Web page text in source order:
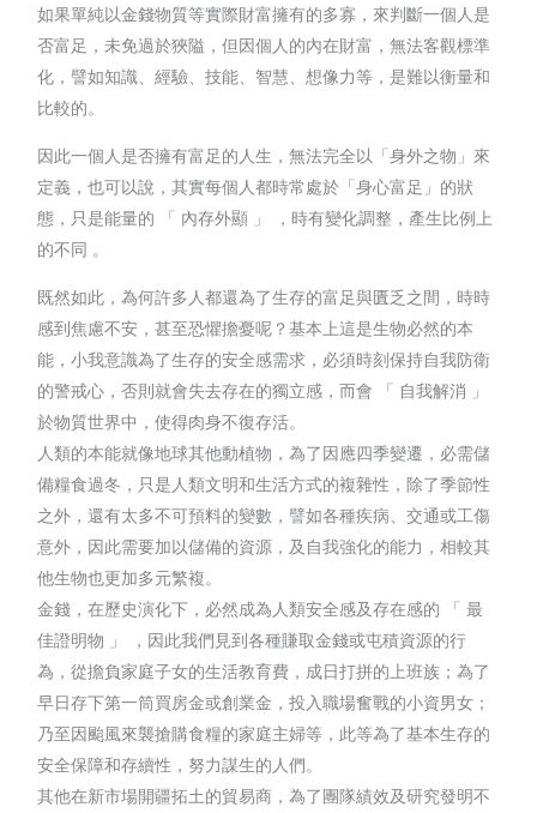
如果單純以金錢物質等實際財富擁有的多寡，來判斷一個人是
否富足，未免過於狹隘，但因個人的內在財富，無法客觀標準
化，譬如知識、經驗、技能、智慧、想像力等，是難以衡量和
比較的。
因此一個人是否擁有富足的人生，無法完全以「身外之物」來
定義，也可以說，其實每個人都時常處於「身心富足」的狀
態，只是能量的 「 內存外顯 」 ，時有變化調整，產生比例上
的不同 。
既然如此，為何許多人都還為了生存的富足與匱乏之間，時時
感到焦慮不安，甚至恐懼擔憂呢？基本上這是生物必然的本
能，小我意識為了生存的安全感需求，必須時刻保持自我防衛
的警戒心，否則就會失去存在的獨立感，而會 「 自我解消 」
於物質世界中，使得肉身不復存活。
人類的本能就像地球其他動植物，為了因應四季變遷，必需儲
備糧食過冬，只是人類文明和生活方式的複雜性，除了季節性
之外，還有太多不可預料的變數，譬如各種疾病、交通或工傷
意外，因此需要加以儲備的資源，及自我強化的能力，相較其
他生物也更加多元繁複。
金錢，在歷史演化下，必然成為人類安全感及存在感的 「 最
佳證明物 」 ，因此我們見到各種賺取金錢或屯積資源的行
為，從擔負家庭子女的生活教育費，成日打拼的上班族；為了
早日存下第一筒買房金或創業金，投入職場奮戰的小資男女；
乃至因颱風來襲搶購食糧的家庭主婦等，此等為了基本生存的
安全保障和存續性，努力謀生的人們。
其他在新市場開疆拓土的貿易商，為了團隊績效及研究發明不